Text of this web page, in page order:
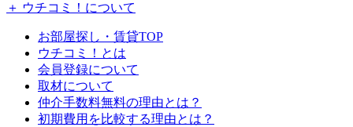
＋ ウチコミ！について
お部屋探し・賃貸TOP
ウチコミ！とは
会員登録について
取材について
仲介手数料無料の理由とは？
初期費用を比較する理由とは？